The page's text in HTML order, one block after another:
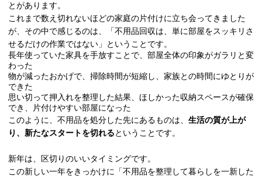
とがあります。
これまで数え切れないほどの家庭の片付けに立ち会ってきました
が、その中で感じるのは、「不用品回収は、単に部屋をスッキリさ
せるだけの作業ではない」ということです。
長年使っていた家具を手放すことで、部屋全体の印象がガラリと変
わった
物が減ったおかげで、掃除時間が短縮し、家族との時間にゆとりが
できた
思い切って押入れを整理した結果、ほしかった収納スペースが確保
でき、片付けやすい部屋になった
このように、不用品を処分した先にあるものは、 生活の質が上が
り、新たなスタートを切れるということです。
新年は、区切りのいいタイミングです。
この新しい一年をきっかけに「不用品を整理して暮らしを一新した